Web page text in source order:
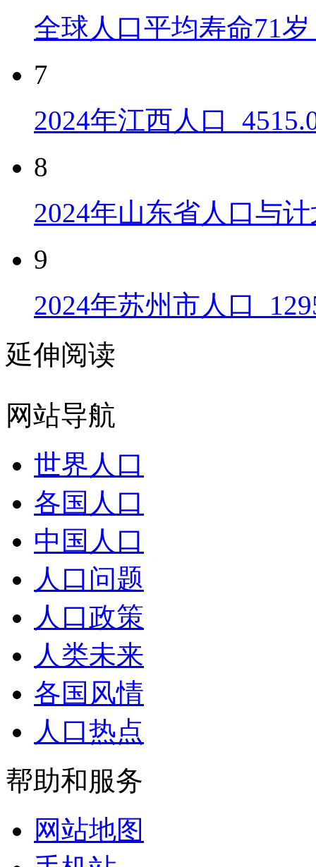
全球人口平均寿命71
7
2024年江西人口
8
2024年山东省人口与
9
2024年苏州市人口
延伸阅读
网站导航
世界人口
各国人口
中国人口
人口问题
人口政策
人类未来
各国风情
人口热点
帮助和服务
网站地图